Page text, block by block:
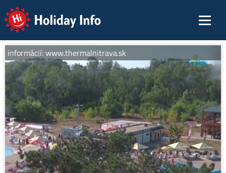
Holiday Info
www.thermalnitrava.sk